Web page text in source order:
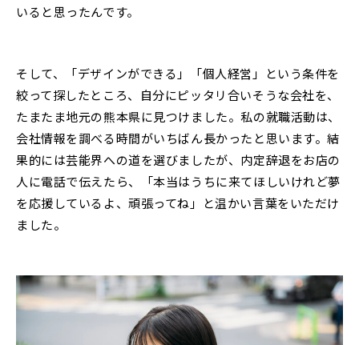
いると思ったんです。
そして、「デザインができる」「個人経営」という条件を
絞って探したところ、自分にピッタリ合いそうな会社を、
たまたま地元の熊本県に見つけました。私の就職活動は、
会社情報を調べる時間がいちばん長かったと思います。結
果的には芸能界への道を選びましたが、内定辞退をお店の
人に電話で伝えたら、「本当はうちに来てほしいけれど夢
を応援しているよ、頑張ってね」と温かい言葉をいただけ
ました。